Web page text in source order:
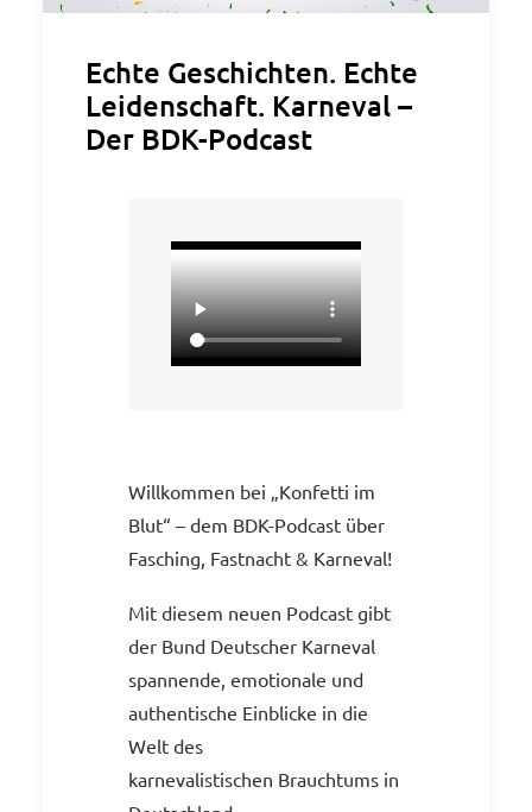
Echte Geschichten. Echte
Leidenschaft. Karneval –
Der BDK-Podcast
Willkommen bei „Konfetti im
Blut“ – dem BDK-Podcast über
Fasching, Fastnacht & Karneval!
Mit diesem neuen Podcast gibt
der Bund Deutscher Karneval
spannende, emotionale und
authentische Einblicke in die
Welt des
karnevalistischen Brauchtums in